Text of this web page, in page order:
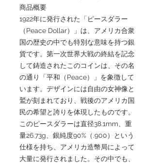
商品概要
1922年に発行された「ピースダラー
（Peace Dollar）」は、アメリカ合衆
国の歴史の中でも特別な意味を持つ銀
貨です。第一次世界大戦の終結を記念
して鋳造されたこのコインは、その名
の通り「平和（Peace）」を象徴して
います。デザインには自由の女神像と
鷲が刻まれており、戦後のアメリカ国
民の希望と誇りを体現したものです。
このピースダラーは直径38.1mm、重
量26.73g、銀純度90%（.900）という
仕様を持ち、アメリカ造幣局によって
大量に発行されました。その中でも、